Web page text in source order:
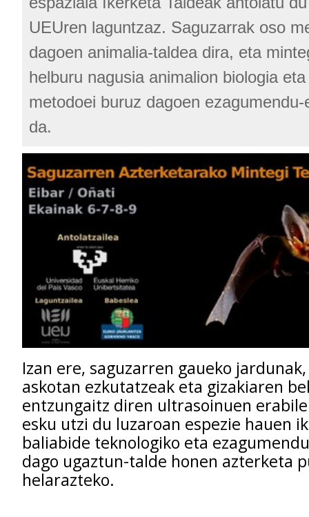
UEUren laguntzaz. Saguzarrak oso
dagoen animalia-taldea dira, eta
helburu nagusia animalion biologia
metodoei buruz dagoen
da.
Izan ere, saguzarren gaueko
askotan ezkutatzeak eta gizakiaren
entzungaitz diren ultrasoinuen
esku utzi du luzaroan espezie hauen
baliabide teknologiko eta
dago ugaztun-talde honen azterketa
helarazteko.